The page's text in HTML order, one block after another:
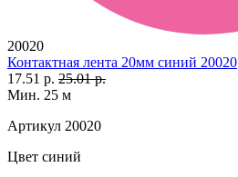
20020
Контактная лента 20мм синий 20020
17.51 р. 25.01 р.
Мин. 25 м
Артикул 20020
Цвет синий